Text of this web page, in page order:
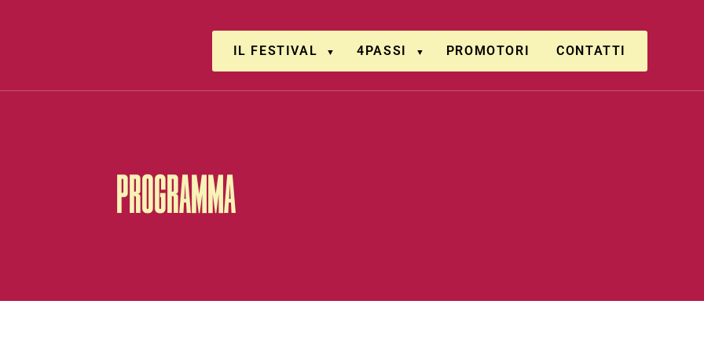
IL FESTIVAL 4PASSI PROMOTORI CONTATTI
PROGRAMMA